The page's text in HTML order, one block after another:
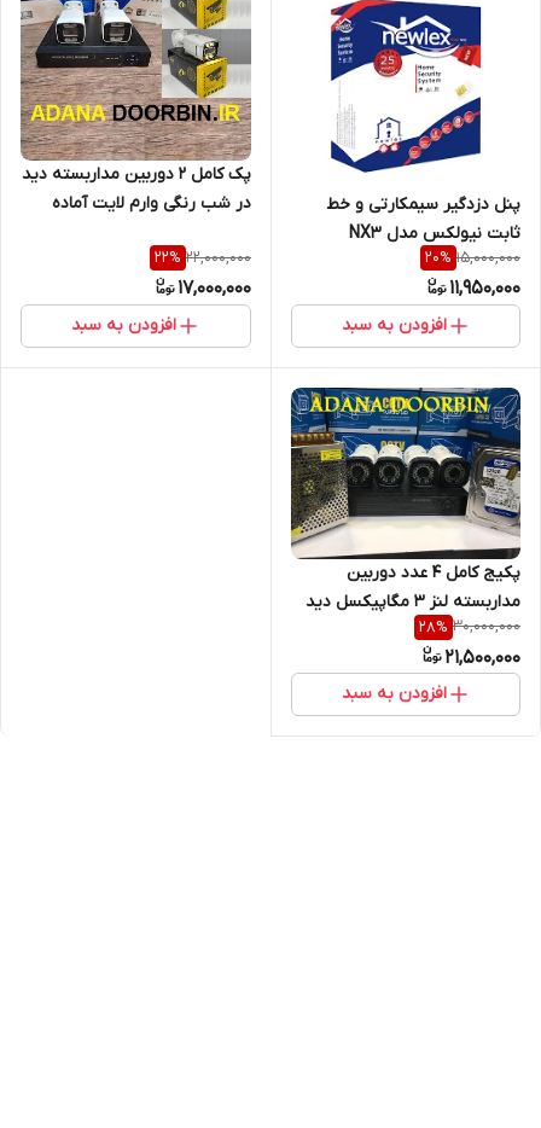
پنل دزدگیر سیمکارتی و خط
ثابت نیولکس مدل NX3
15,000,000
20%
11,950,000
افزودن به سبد
پک کامل 2 دوربین مداربسته دید
در شب رنگی وارم لایت آماده
22,000,000
22%
17,000,000
افزودن به سبد
پکیج کامل 4 عدد دوربین
مداربسته لنز 3 مگاپیکسل دید
اماکن دارای هارد ۵۰۰گیگ
30,000,000
28%
21,500,000
افزودن به سبد